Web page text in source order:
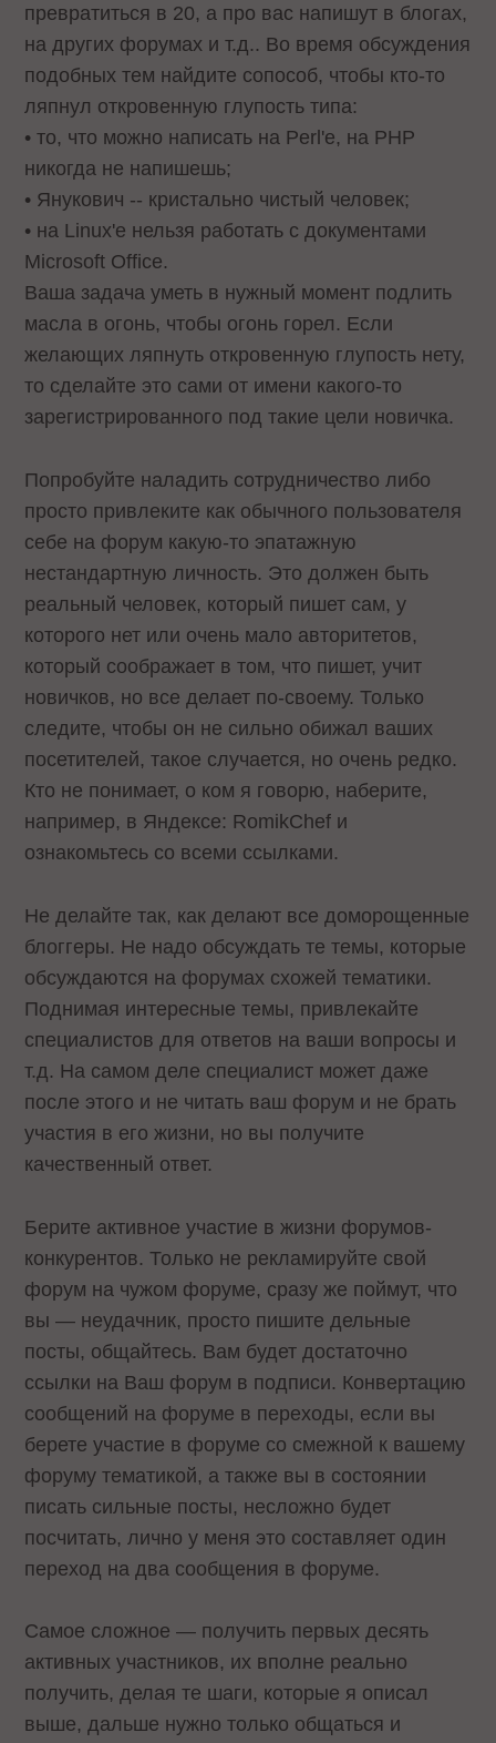
превратиться в 20, а про вас напишут в блогах,
на других форумах и т.д.. Во время обсуждения
подобных тем найдите сопособ, чтобы кто-то
ляпнул откровенную глупость типа:
• то, что можно написать на Perl'е, на PHP
никогда не напишешь;
• Янукович -- кристально чистый человек;
• на Linux'е нельзя работать с документами
Microsoft Office.
Ваша задача уметь в нужный момент подлить
масла в огонь, чтобы огонь горел. Если
желающих ляпнуть откровенную глупость нету,
то сделайте это сами от имени какого-то
зарегистрированного под такие цели новичка.
Попробуйте наладить сотрудничество либо
просто привлеките как обычного пользователя
себе на форум какую-то эпатажную
нестандартную личность. Это должен быть
реальный человек, который пишет сам, у
которого нет или очень мало авторитетов,
который соображает в том, что пишет, учит
новичков, но все делает по-своему. Только
следите, чтобы он не сильно обижал ваших
посетителей, такое случается, но очень редко.
Кто не понимает, о ком я говорю, наберите,
например, в Яндексе: RomikChef и
ознакомьтесь со всеми ссылками.
Не делайте так, как делают все доморощенные
блоггеры. Не надо обсуждать те темы, которые
обсуждаются на форумах схожей тематики.
Поднимая интересные темы, привлекайте
специалистов для ответов на ваши вопросы и
т.д. На самом деле специалист может даже
после этого и не читать ваш форум и не брать
участия в его жизни, но вы получите
качественный ответ.
Берите активное участие в жизни форумов-
конкурентов. Только не рекламируйте свой
форум на чужом форуме, сразу же поймут, что
вы — неудачник, просто пишите дельные
посты, общайтесь. Вам будет достаточно
ссылки на Ваш форум в подписи. Конвертацию
сообщений на форуме в переходы, если вы
берете участие в форуме со смежной к вашему
форуму тематикой, а также вы в состоянии
писать сильные посты, несложно будет
посчитать, лично у меня это составляет один
переход на два сообщения в форуме.
Самое сложное — получить первых десять
активных участников, их вполне реально
получить, делая те шаги, которые я описал
выше, дальше нужно только общаться и